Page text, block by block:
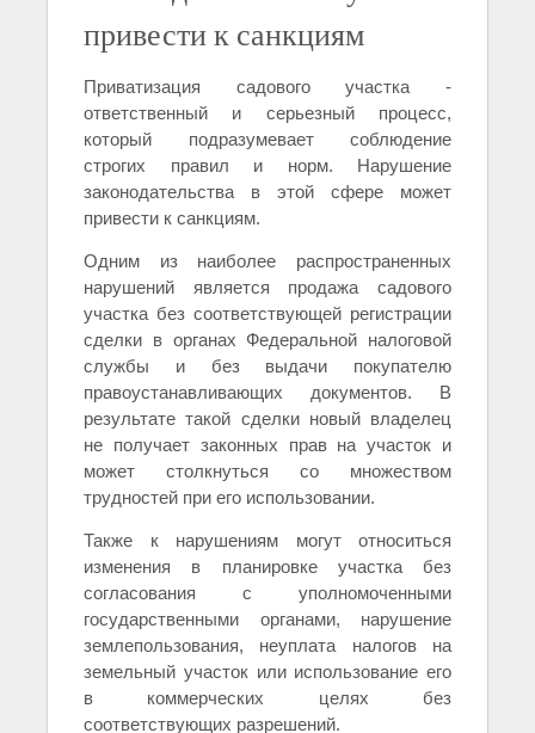
привести к санкциям
Приватизация садового участка -
ответственный и серьезный процесс,
который подразумевает соблюдение
строгих правил и норм. Нарушение
законодательства в этой сфере может
привести к санкциям.
Одним из наиболее распространенных
нарушений является продажа садового
участка без соответствующей регистрации
сделки в органах Федеральной налоговой
службы и без выдачи покупателю
правоустанавливающих документов. В
результате такой сделки новый владелец
не получает законных прав на участок и
может столкнуться со множеством
трудностей при его использовании.
Также к нарушениям могут относиться
изменения в планировке участка без
согласования с уполномоченными
государственными органами, нарушение
землепользования, неуплата налогов на
земельный участок или использование его
в коммерческих целях без
соответствующих разрешений.